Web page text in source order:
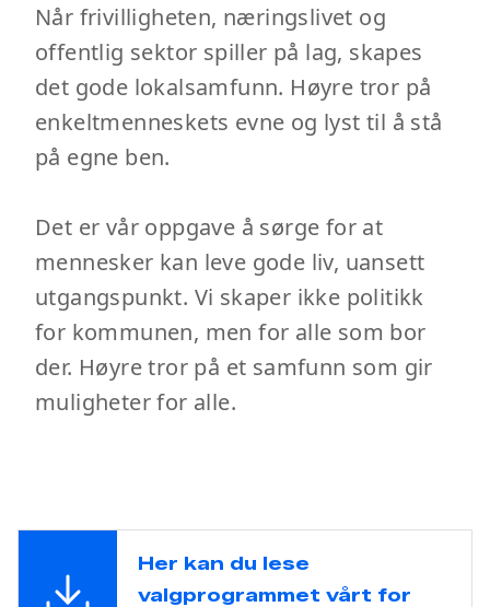
Når frivilligheten, næringslivet og
offentlig sektor spiller på lag, skapes
det gode lokalsamfunn. Høyre tror på
enkeltmenneskets evne og lyst til å stå
på egne ben.
Det er vår oppgave å sørge for at
mennesker kan leve gode liv, uansett
utgangspunkt. Vi skaper ikke politikk
for kommunen, men for alle som bor
der. Høyre tror på et samfunn som gir
muligheter for alle.
Her kan du lese
valgprogrammet vårt for